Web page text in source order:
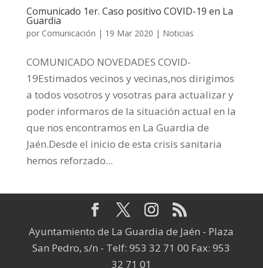
Comunicado 1er. Caso positivo COVID-19 en La
Guardia
por Comunicación | 19 Mar 2020 | Noticias
COMUNICADO NOVEDADES COVID-
19Estimados vecinos y vecinas,nos dirigimos
a todos vosotros y vosotras para actualizar y
poder informaros de la situación actual en la
que nos encontramos en La Guardia de
Jaén.Desde el inicio de esta crisis sanitaria
hemos reforzado...
Ayuntamiento de La Guardia de Jaén - Plaza
San Pedro, s/n - Telf: 953 32 71 00 Fax: 953
32 71 01